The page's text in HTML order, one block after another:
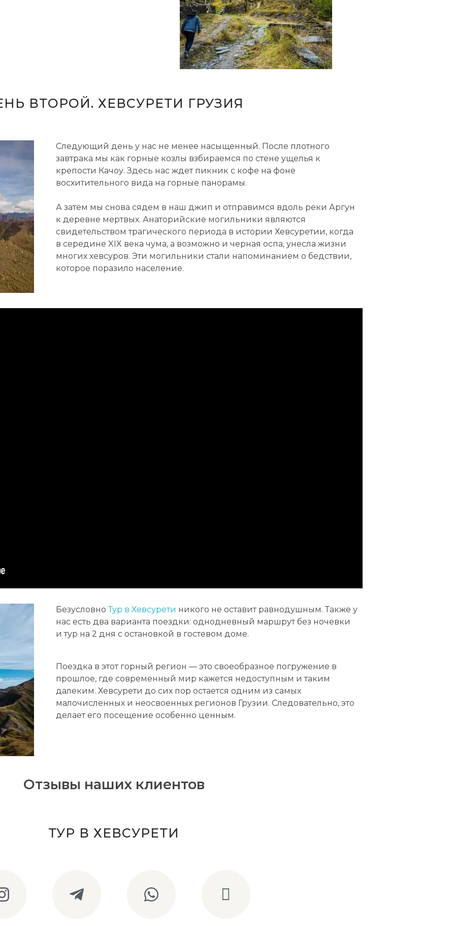
ВТОРОЙ. ХЕВСУРЕТИ ГРУЗИЯ
Следующий день у нас не менее насыщенный. После плотного
завтрака мы как горные козлы взбираемся по стене ущелья к
крепости Качоу. Здесь нас ждет пикник с кофе на фоне
восхитительного вида на горные панорамы.
А затем мы снова сядем в наш джип и отправимся вдоль реки Аргун
к деревне мертвых. Анаторийские могильники являются
свидетельством трагического периода в истории Хевсуретии, когда
в середине XIX века чума, а возможно и черная оспа, унесла жизни
многих хевсуров. Эти могильники стали напоминанием о бедствии,
которое поразило население.
БезусловноТур в Хевсурети никого не оставит равнодушным. Также у
нас есть два варианта поездки: однодневный маршрут без ночевки
и тур на 2 дня с остановкой в гостевом доме.
Поездка в этот горный регион — это своеобразное погружение в
прошлое, где современный мир кажется недоступным и таким
далеким. Хевсурети до сих пор остается одним из самых
малочисленных и неосвоенных регионов Грузии. Следовательно, это
делает его посещение особенно ценным.
Отзывы наших клиентов
ТУР В ХЕВСУРЕТИ